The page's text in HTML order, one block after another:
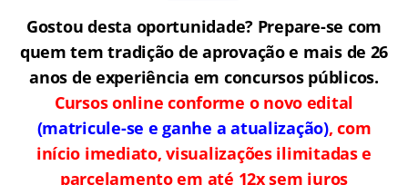
Gostou desta oportunidade? Prepare-se com
quem tem tradição de aprovação e mais de 26
anos de experiência em concursos públicos.
Cursos online conforme o novo edital
(matricule-se e ganhe a atualização), com
início imediato, visualizações ilimitadas e
parcelamento em até 12x sem juros